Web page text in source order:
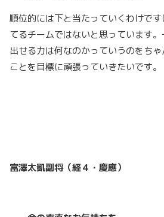
順位的には下と当たっていくわけで
てるチームではないと思っています
出せる力は何なのかっていうのをち
ことを目標に頑張っていきたいです。
富澤太凱副将（経４・慶應）